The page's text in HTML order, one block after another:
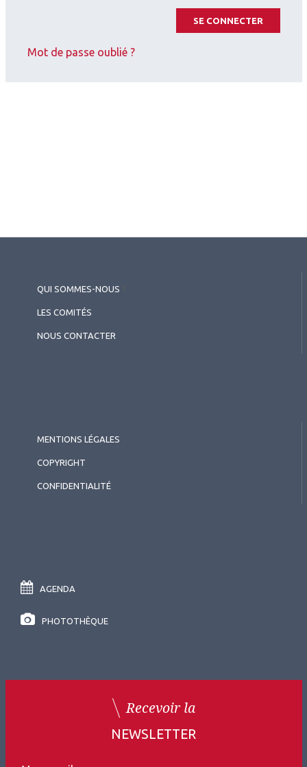
SE CONNECTER
Mot de passe oublié ?
QUI SOMMES-NOUS
LES COMITÉS
NOUS CONTACTER
MENTIONS LÉGALES
COPYRIGHT
CONFIDENTIALITÉ
AGENDA
PHOTOTHÈQUE
Recevoir la
NEWSLETTER